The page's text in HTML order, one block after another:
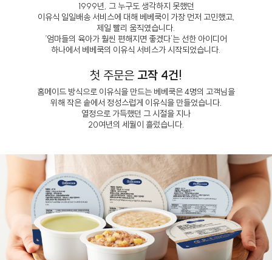
1999년, 그 누구도 생각하지 못했던
이유식 일일배송 서비스에 대해 베베쿡이 가장 먼저 고민했고,
제일 빨리 움직였습니다.
‘엄마들의 육아가 훨씬 편해지면 좋겠다’는 선한 아이디어
하나에서 베베쿡의 이유식 서비스가 시작되었습니다.
첫 주문은 고작 4건!
홈메이드 방식으로 이유식을 만드는 베베쿡은 4명의 고객님을
위해 작은 솥에서 정성스럽게 이유식을 만들었습니다.
열정으로 가득했던 그 시절을 지나
20여년의 세월이 흘렀습니다.